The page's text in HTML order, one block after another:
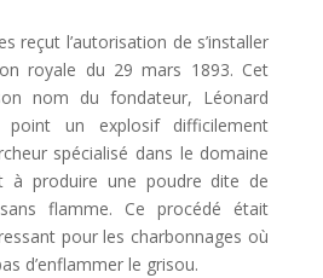
reçut l’autorisation de s’installer
royale du 29 mars 1893. Cet
nom du fondateur, Léonard
un explosif difficilement
spécialisé dans le domaine
à produire une poudre dite de
flamme. Ce procédé était
pour les charbonnages où
d’enflammer le grisou.